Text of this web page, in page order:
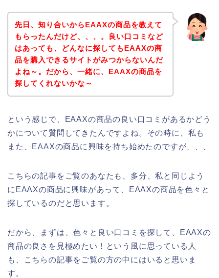
先日、知り合いからEAAXの商品を教えて
もらったんだけど、、、。良い口コミなど
はあっても、どんなに探してもEAAXの商
品を購入できるサイトがみつからないんだ
よね～。だから、一緒に、EAAXの商品を
探してくれないかな～
という感じで、EAAXの商品の良い口コミがあるかどう
かについて質問してきたんですよね。その時に、私も
また、EAAXの商品に興味を持ち始めたのですが、、、
こちらの記事をご覧のあなたも、多分、私と同じよう
にEAAXの商品に興味があって、EAAXの商品を色々と
探しているのだと思います。
だから、まずは、色々と良い口コミを探して、EAAXの
商品の良さを見極めたい！という風に思っている人
も、こちらの記事をご覧の方の中にはいると思いま
す。